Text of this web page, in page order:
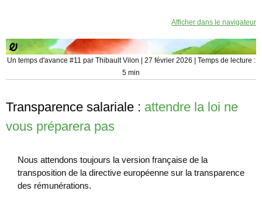
Afficher dans le navigateur
Un temps d'avance #11 par Thibault Vilon | 27 février 2026 | Temps de lecture :
5 min
Transparence salariale : attendre la loi ne
vous préparera pas
Nous attendons toujours la version française de la
transposition de la directive européenne sur la transparence
des rémunérations.